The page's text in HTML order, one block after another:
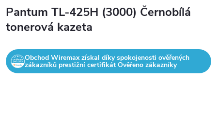
Pantum TL-425H (3000) Černobílá
tonerová kazeta
Obchod Wiremax získal díky spokojenosti ověřených
zákazníků prestižní certifikát Ověřeno zákazníky